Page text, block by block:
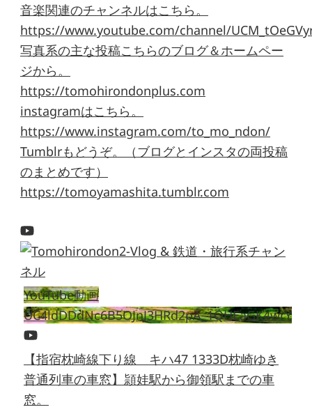
音楽関連のチャンネルはこちら。
https://www.youtube.com/channel/
写真系の主な投稿こちらのブログ＆ホームペー
ジから。
https://tomohirondonplus.com
instagramはこちら。
https://www.instagram.com/to_mo_ndon/
Tumblrもどうぞ。（ブログとインスタの両投稿
のまとめです）
https://tomoyamashita.tumblr.com
YouTube動画
UC4ldDDdNc6B5OJnJ3HRd2pA_1QHEaGK4wrY
【指宿枕崎線下り線 キハ47 1333D枕崎ゆき
普通列車の車窓】頴娃駅から御領駅までの車
窓。